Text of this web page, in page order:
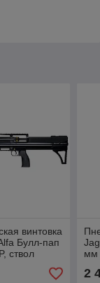
винтовка
Булл-пап
ствол
взвод)
мм
2